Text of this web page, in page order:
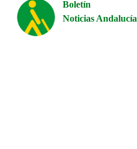
Boletín
Noticias Andalucía